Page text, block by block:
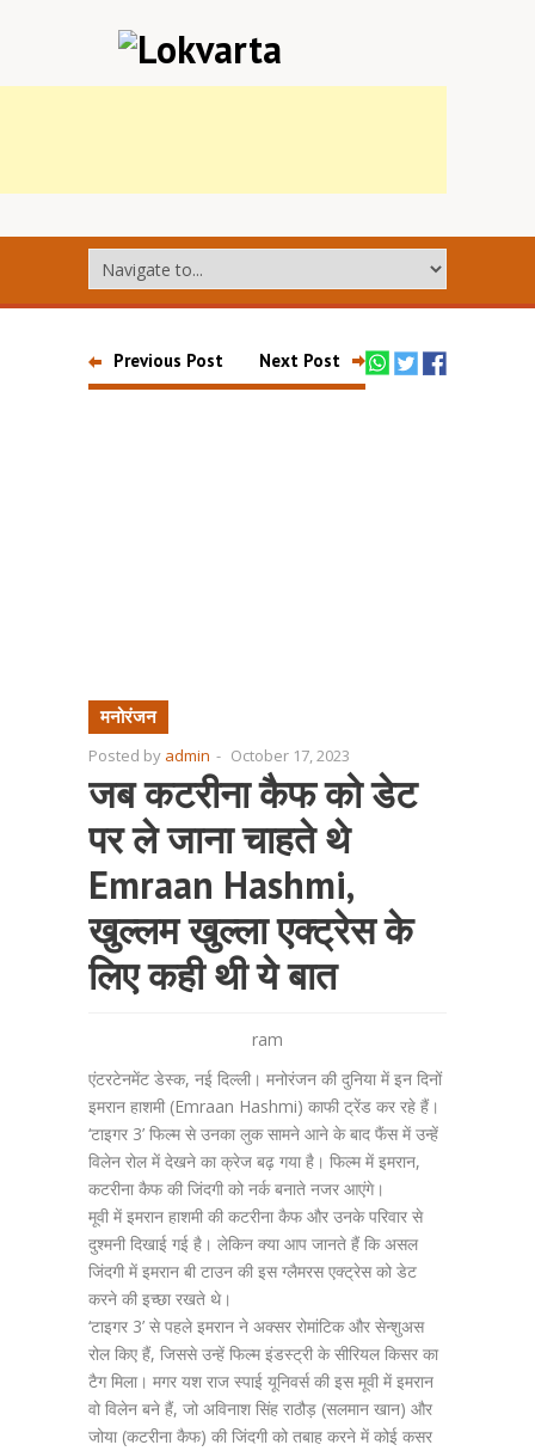
Previous Post Next Post
मनोरंजन
Posted by admin - October 17, 2023
जब कटरीना कैफ को डेट
पर ले जाना चाहते थे
Emraan Hashmi,
खुल्लम खुल्ला एक्ट्रेस के
लिए कही थी ये बात
ram
एंटरटेनमेंट डेस्क, नई दिल्ली। मनोरंजन की दुनिया में इन दिनों
इमरान हाशमी (Emraan Hashmi) काफी ट्रेंड कर रहे हैं।
‘टाइगर 3’ फिल्म से उनका लुक सामने आने के बाद फैंस में उन्हें
विलेन रोल में देखने का क्रेज बढ़ गया है। फिल्म में इमरान,
कटरीना कैफ की जिंदगी को नर्क बनाते नजर आएंगे।
मूवी में इमरान हाशमी की कटरीना कैफ और उनके परिवार से
दुश्मनी दिखाई गई है। लेकिन क्या आप जानते हैं कि असल
जिंदगी में इमरान बी टाउन की इस ग्लैमरस एक्ट्रेस को डेट
करने की इच्छा रखते थे।
‘टाइगर 3’ से पहले इमरान ने अक्सर रोमांटिक और सेन्शुअस
रोल किए हैं, जिससे उन्हें फिल्म इंडस्ट्री के सीरियल किसर का
टैग मिला। मगर यश राज स्पाई यूनिवर्स की इस मूवी में इमरान
वो विलेन बने हैं, जो अविनाश सिंह राठौड़ (सलमान खान) और
जोया (कटरीना कैफ) की जिंदगी को तबाह करने में कोई कसर